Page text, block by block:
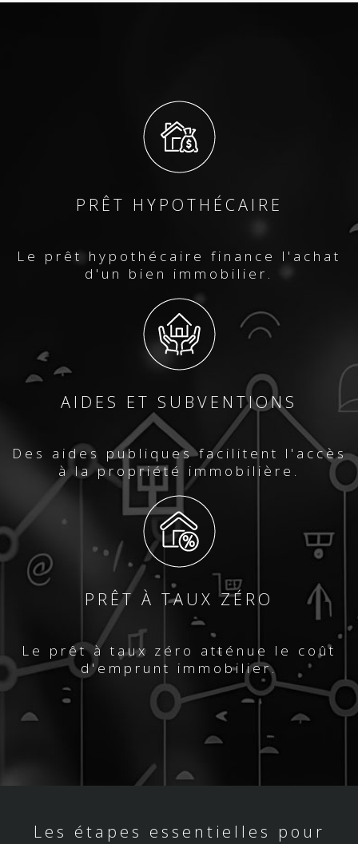
PRÊT HYPOTHÉCAIRE
Le prêt hypothécaire finance l'achat
d'un bien immobilier.
AIDES ET SUBVENTIONS
Des aides publiques facilitent l'accès
à la propriété immobilière.
PRÊT À TAUX ZÉRO
Le prêt à taux zéro atténue le coût
d'emprunt immobilier.
Les étapes essentielles pour